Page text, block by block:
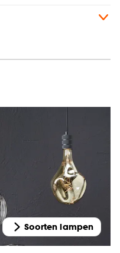
Soorten lampen